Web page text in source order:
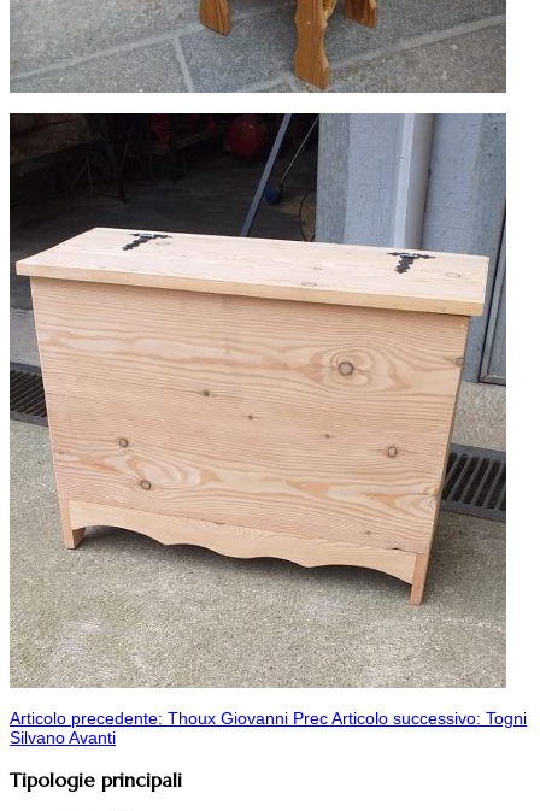
Articolo precedente: Thoux Giovanni PrecArticolo successivo: Togni
SilvanoAvanti
Tipologie principali